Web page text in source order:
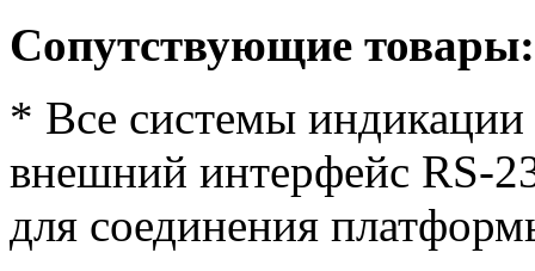
Сопутствующие товары:
* Все системы
внешний интерфейс RS-
для соединения